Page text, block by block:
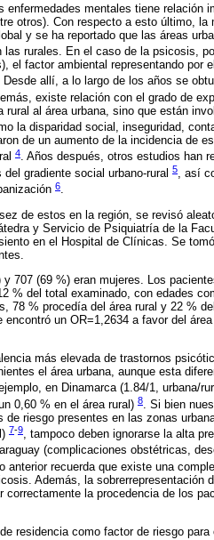
mentales tiene relación
otros). Con respecto a esto último, la
y se ha reportado que las áreas
las rurales. En el caso de la psicosis,
el factor ambiental representando por
Desde allí, a lo largo de los años se
existe relación con el grado de
al área urbana, sino que están
la disparidad social, inseguridad,
de un aumento de la incidencia de
4. Años después, otros estudios han
gradiente social urbano-rural 5, así
6.
de estos en la región, se revisó
y Servicio de Psiquiatría de la
en el Hospital de Clínicas. Se
707 (69 %) eran mujeres. Los
% del total examinado, con edades
78 % procedía del área rural y 22 %
un OR=1,2634 a favor del
más elevada de trastornos
el área urbana, aunque esta
en Dinamarca (1.84/1, urbana/
0,60 % en el área rural) 8
. Si bien
riesgo presentes en las zonas
7-9, tampoco deben ignorarse la alta
(complicaciones obstétricas,
anterior recuerda que existe una
Además, la sobrerrepresentación
la procedencia de los
residencia como factor de riesgo